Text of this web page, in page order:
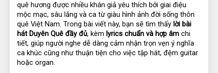
quê hương được nhiều khán giả yêu thích bởi giai điệu
mộc mạc, sâu lắng và ca từ giàu hình ảnh đời sống thôn
quê Việt Nam. Trong bài viết này, bạn sẽ tìm thấy lời bài
hát Duyên Quê đầy đủ, kèm lyrics chuẩn và hợp âm chi
tiết, giúp người nghe dễ dàng cảm nhận trọn vẹn ý nghĩa
ca khúc cũng như thuận tiện cho việc tập hát, đệm guitar
hoặc organ.